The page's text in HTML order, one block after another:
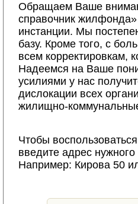
Обращаем Ваше
справочник
инстанции. Мы
базу. Кроме того, с
всем корректировкам,
Надеемся на Ваше
усилиями у нас
дислокации всех
жилищно-
Чтобы
введите адрес
Например: Кирова 50